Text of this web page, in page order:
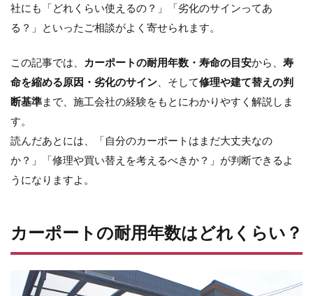
社にも「どれくらい使えるの？」「劣化のサインってあ
る？」といったご相談がよく寄せられます。
この記事では、 カーポートの耐用年数・寿命の目安から、 寿
命を縮める原因・劣化のサイン 、そして修理や建て替えの判
断基準まで、施工会社の経験をもとにわかりやすく解説しま
す。
読んだあとには、「自分のカーポートはまだ大丈夫なの
か？」「修理や買い替えを考えるべきか？」が判断できるよ
うになりますよ。
カーポートの耐用年数はどれくらい？
LIXIL スタイルコート
LIXIL ステンレスサイン
LIXIL スマート宅配ポスト
LIXIL デザイナーズパーツ 枕木材
LIXIL ネクストポスト
LIXIL ネスカ
LIXIL ハイサモア
LIXIL フーゴ
LIXIL ファンクションユニット ウィルモダン
LIXIL フェンスAB
LIXIL ブラケットウォールライト
LIXIL プラスG
LIXIL ベルニューズ
LIXIL ラフィーネ門扉
LIXIL ワイドシャッターS
LIXIL 切文字サイン
LIXIL 横型ポストP-1型
LIXIL 樹ら楽ステージ